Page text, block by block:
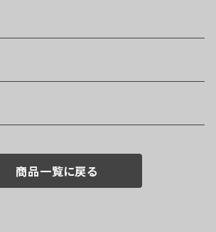
商品一覧に戻る